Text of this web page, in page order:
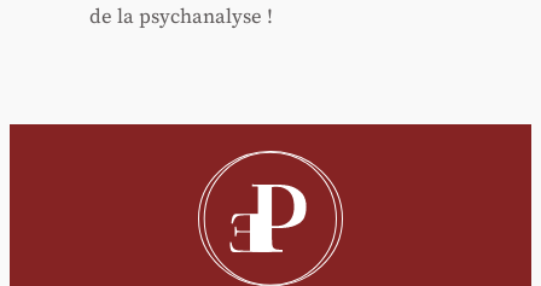
de la psy­cha­na­lyse !